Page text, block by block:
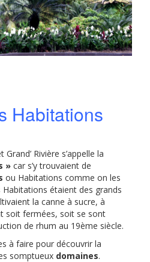
Habitations
Rivière s’appelle la
» car s’y trouvaient de
ou Habitations comme on les
étaient des grands
la canne à sucre, à
soit fermées, soit se sont
de rhum au 19ème siècle.
à faire pour découvrir la
somptueux domaines.